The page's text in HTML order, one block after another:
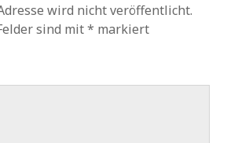
wird nicht veröffentlicht.
sind mit* markiert